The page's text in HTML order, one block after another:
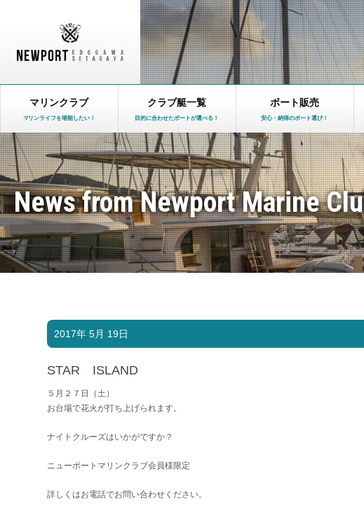
マリンクラブ
マリンライフを堪能したい！
クラブ艇一覧
目的に合わせたボートが選べる！
ボート販売
安心・納得のボート選び！
News from Newport Marine
2017年 5月 19日
STAR ISLAND
５月２７日（土）
お台場で花火が打ち上げられます。
ナイトクルーズはいかがですか？
ニューポートマリンクラブ会員様限定
詳しくはお電話でお問い合わせください。